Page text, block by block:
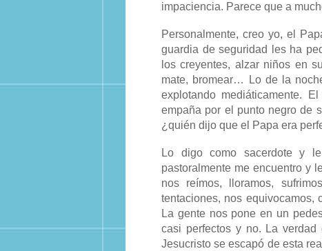
impaciencia. Parece que a
Personalmente, creo yo, el
guardia de seguridad les ha
los creyentes, alzar niños en
mate, bromear… Lo de la
explotando mediáticamente.
empaña por el punto negro de
¿quién dijo que el Papa era
Lo digo como sacerdote y
pastoralmente me encuentro y
nos reímos, lloramos,
tentaciones, nos equivocamos,
La gente nos pone en un
casi perfectos y no. La
Jesucristo se escapó de esta